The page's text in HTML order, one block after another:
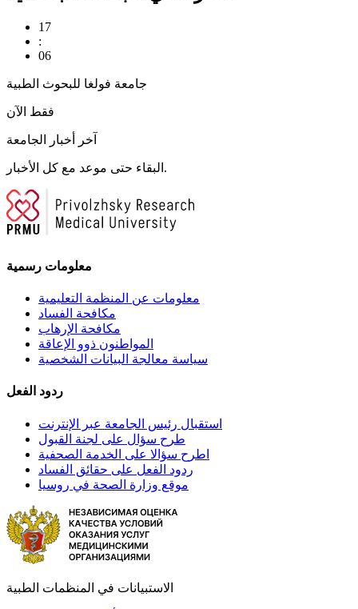
17
:
06
جامعة فولغا للبحوث الطبية
فقط الآن
آخر أخبار الجامعة
البقاء حتى موعد مع كل الأخبار.
معلومات رسمية
معلومات عن المنظمة التعليمية
مكافحة الفساد
مكافحة الإرهاب
المواطنون ذوو الإعاقة
سياسة معالجة البيانات الشخصية
ردود الفعل
استقبال رئيس الجامعة عبر الإنترنت
طرح سؤال على لجنة القبول
اطرح سؤالا على الخدمة الصحفية
ردود الفعل على حقائق الفساد
موقع وزارة الصحة في روسيا
الاستبيانات في المنظمات الطبية